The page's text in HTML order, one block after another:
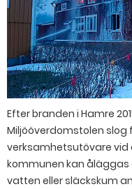
Efter branden i Hamre
Miljööverdomstolen
verksamhetsutövare vid
kommunen kan
vatten eller släckskum